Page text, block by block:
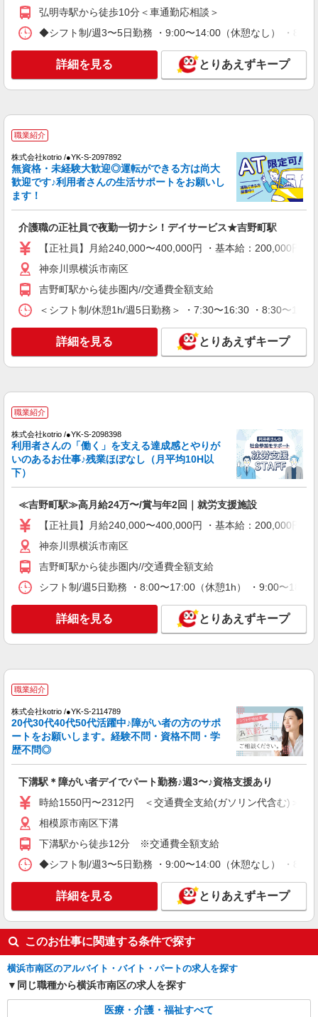
派遣社員
株式会社kotrio /●YK-H-1955182
阪東橋駅｜日払いOK！日収1.2万円超え×サ高
住スタッフ！
キープ 詳細を見る
正社員
訪問介護事業所 ソラスト横浜/1480000020-002
ホームヘルパー（訪問介護員）（役職なし）
月給230,600円〜245,600円（経験・能力等に
よる）
神奈川県横浜市南区前里町4-102
キープ
株式会社kotrio /●YK-H-1902235
＜井土ケ谷＞デイサービスSTAFF＊16時退社
横浜市南区 【最寄り：井土ヶ谷駅】
キープ 詳細を見る
株式会社kotrio /●YK-H-1869688
井土ケ谷駅◎負担少なめの障がい者支援員★社
時給1600円〜2250円 ＜日払い有/週払い有/交
通費全支給(ガソリン代含む)＞
横浜市南区 【最寄り：井土ヶ谷駅】
キープ 詳細を見る
【正社員】月給240,000〜400,000円 ・基本
給：200,000円〜220,000円 ・資格手当：10,000〜
30,000円 ・役職手当：10,000〜70,000円 ・処遇改
善手当：20,000〜60,000円（勤続年数、保有資格
により変動） ・固定残業手当：20,000円（10時
間） ※固定残業時間を超過する場合には超過勤務
手当として別途支給 ・夜勤手当：10,000円/1回
（上記給与とは別に支給） 下記資格をお持ちの方
者研修 ・介護福祉士 など
神奈川県横浜市南区
職業紹介
株式会社kotrio /●YK-S-2114789
格支援あり
時給1550円〜2312円 ＜交通費全支給(ガソリ
ン代含む)＞
相模原市南区下溝
キープ 詳細を見る
株式会社kotrio /●YK-S-2098370
≪南太田駅≫高月給24万〜/賞与年2回｜就労支
援施設
弘明寺駅から徒歩10分＜車通勤応相談＞
◆シフト制/週3〜5日勤務 ・9:00〜14:00（休憩なし） ・
詳細を見る とりあえずキープ
職業紹介
株式会社kotrio /●YK-S-2097892
無資格・未経験大歓迎◎運転ができる方は尚大
歓迎です♪利用者さんの生活サポートをお願いし
ます！
介護職の正社員で夜勤一切ナシ！デイサービス★吉野町駅
【正社員】月給240,000〜400,000円 ・基本給：200,000円
神奈川県横浜市南区
吉野町駅から徒歩圏内//交通費全額支給
＜シフト制/休憩1h/週5日勤務＞ ・7:30〜16:30 ・8:30〜
詳細を見る とりあえずキープ
職業紹介
株式会社kotrio /●YK-S-2098398
利用者さんの「働く」を支える達成感とやりが
いのあるお仕事♪残業ほぼなし（月平均10H以
下）
≪吉野町駅≫高月給24万〜/賞与年2回｜就労支援施設
【正社員】月給240,000〜400,000円 ・基本給：200,000円
神奈川県横浜市南区
吉野町駅から徒歩圏内//交通費全額支給
シフト制/週5日勤務 ・8:00〜17:00（休憩1h） ・9:00〜
詳細を見る とりあえずキープ
職業紹介
株式会社kotrio /●YK-S-2114789
20代30代40代50代活躍中♪障がい者の方のサポ
ートをお願いします。経験不問・資格不問・学
歴不問◎
下溝駅＊障がい者デイでパート勤務♪週3〜♪資格支援あり
時給1550円〜2312円 ＜交通費全支給(ガソリン代含む)＞
相模原市南区下溝
下溝駅から徒歩12分 ※交通費全額支給
◆シフト制/週3〜5日勤務 ・9:00〜14:00（休憩なし） ・
詳細を見る とりあえずキープ
このお仕事に関連する条件で探す
横浜市南区のアルバイト・バイト・パートの求人を探す
同じ職種から横浜市南区の求人を探す
医療・介護・福祉すべて